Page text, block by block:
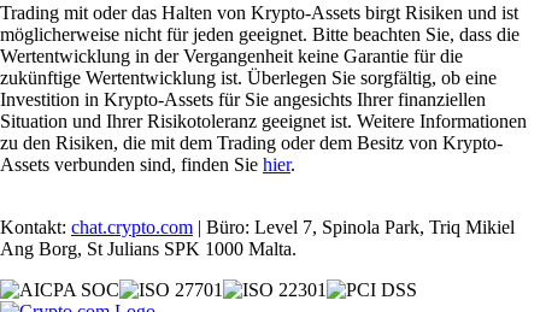
Trading mit oder das Halten von Krypto-Assets birgt Risiken und ist
möglicherweise nicht für jeden geeignet. Bitte beachten Sie, dass die
Wertentwicklung in der Vergangenheit keine Garantie für die
zukünftige Wertentwicklung ist. Überlegen Sie sorgfältig, ob eine
Investition in Krypto-Assets für Sie angesichts Ihrer finanziellen
Situation und Ihrer Risikotoleranz geeignet ist. Weitere Informationen
zu den Risiken, die mit dem Trading oder dem Besitz von Krypto-
Assets verbunden sind, finden Sie hier.
Kontakt: chat.crypto.com | Büro: Level 7, Spinola Park, Triq Mikiel
Ang Borg, St Julians SPK 1000 Malta.